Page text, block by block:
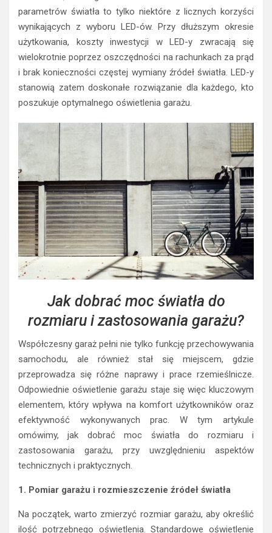
parametrów światła to tylko niektóre z licznych korzyści
wynikających z wyboru LED-ów. Przy dłuższym okresie
użytkowania, koszty inwestycji w LED-y zwracają się
wielokrotnie poprzez oszczędności na rachunkach za prąd
i brak konieczności częstej wymiany źródeł światła. LED-y
stanowią zatem doskonałe rozwiązanie dla każdego, kto
poszukuje optymalnego oświetlenia garażu.
Jak dobrać moc światła do
rozmiaru i zastosowania garażu?
Współczesny garaż pełni nie tylko funkcję przechowywania
samochodu, ale również stał się miejscem, gdzie
przeprowadza się różne naprawy i prace rzemieślnicze.
Odpowiednie oświetlenie garażu staje się więc kluczowym
elementem, który wpływa na komfort użytkowników oraz
efektywność wykonywanych prac. W tym artykule
omówimy, jak dobrać moc światła do rozmiaru i
zastosowania garażu, przy uwzględnieniu aspektów
technicznych i praktycznych.
1. Pomiar garażu i rozmieszczenie źródeł światła
Na początek, warto zmierzyć rozmiar garażu, aby określić
ilość potrzebnego oświetlenia. Standardowe oświetlenie